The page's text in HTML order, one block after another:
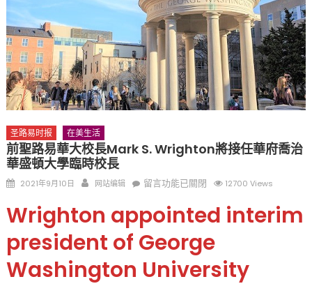
合作 Peter Raven 博士逝世 享年89岁
一晃三十年，初夏又相逢。中华日，等你来赴约 —— 密苏里植物
园“中华日三十周年特别报道（五）
筝声与琴韵交汇：刘励(Li Statler)与钢琴家Darek演绎一场古筝
与钢琴的精彩对话
圣路易时报 在美生活
前聖路易華大校長Mark S. Wrighton將接任華府喬治
華盛頓大學臨時校長
Posted
2021年9月10日 Author
网站编辑
在
聖
路
易
華
大
留言功能已關閉 12700 Views
Wrighton appointed interim
president of George
Washington University